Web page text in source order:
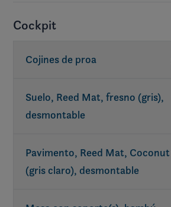
Cockpit
Cojines de proa
Suelo, Reed Mat, fresno (gris),
desmontable
Pavimento, Reed Mat, Coconut
(gris claro), desmontable